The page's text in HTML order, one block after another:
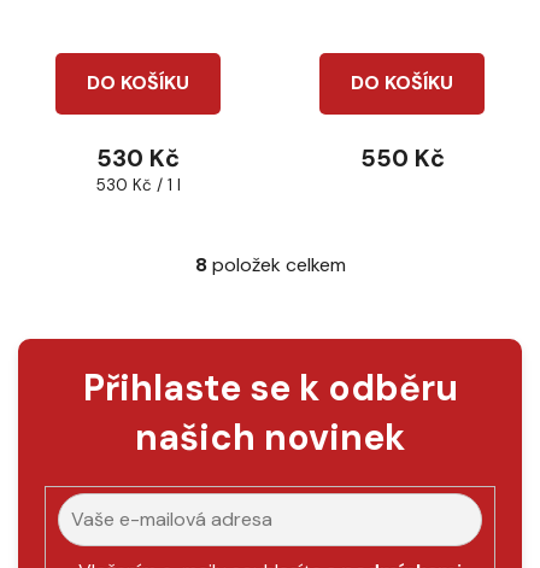
DO KOŠÍKU
530 Kč
Měrná
530 Kč / 1 l
DO KOŠÍKU
550 Kč
O
d
a
c
p
r
v
8položek celkem
Přihlaste se k odběru
našich novinek